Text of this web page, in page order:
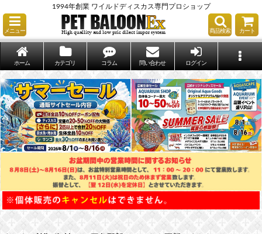
1994年創業 ワイルドディスカス専門プロショップ
メニュー 商品検索 カート
ホーム カテゴリ コラム 問い合わせ ログイン